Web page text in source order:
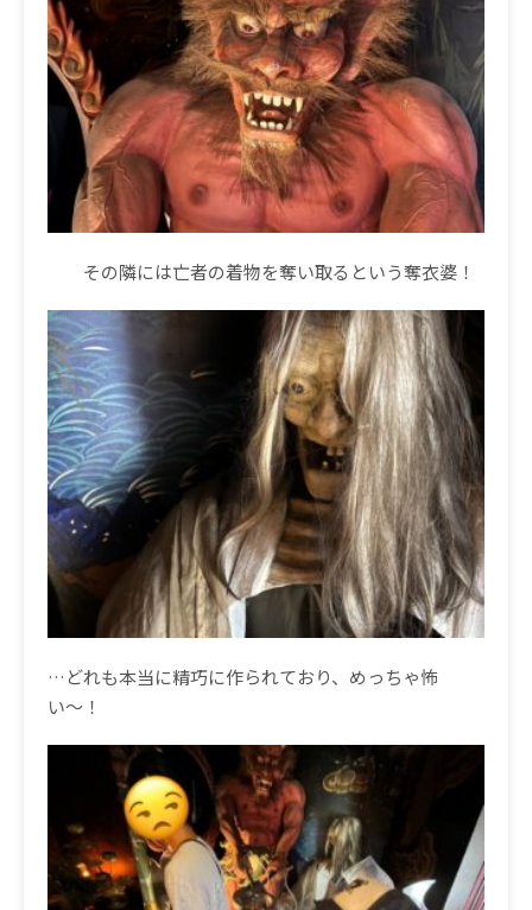
その隣には亡者の着物を奪い取るという奪衣婆！
…どれも本当に精巧に作られており、めっちゃ怖
い〜！